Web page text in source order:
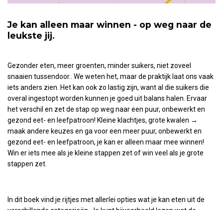
Je kan alleen maar winnen - op weg naar de
leukste jij.
Gezonder eten, meer groenten, minder suikers, niet zoveel
snaaien tussendoor.. We weten het, maar de praktijk laat ons vaak
iets anders zien. Het kan ook zo lastig zijn, want al die suikers die
overal ingestopt worden kunnen je goed uit balans halen. Ervaar
het verschil en zet de stap op weg naar een puur, onbewerkt en
gezond eet- en leefpatroon! Kleine klachtjes, grote kwalen →
maak andere keuzes en ga voor een meer puur, onbewerkt en
gezond eet- en leefpatroon, je kan er alleen maar mee winnen!
Win er iets mee als je kleine stappen zet of win veel als je grote
stappen zet.
In dit boek vind je rijtjes met allerlei opties wat je kan eten uit de